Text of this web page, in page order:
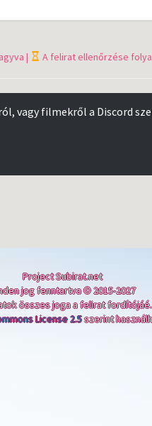
| A felirat ellenőrzése
vagy filmekről a Discord
Project Subirat.net
jog fenntartva © 2015-2027
összes joga a felirat fordítójáé.
License 2.5szerint